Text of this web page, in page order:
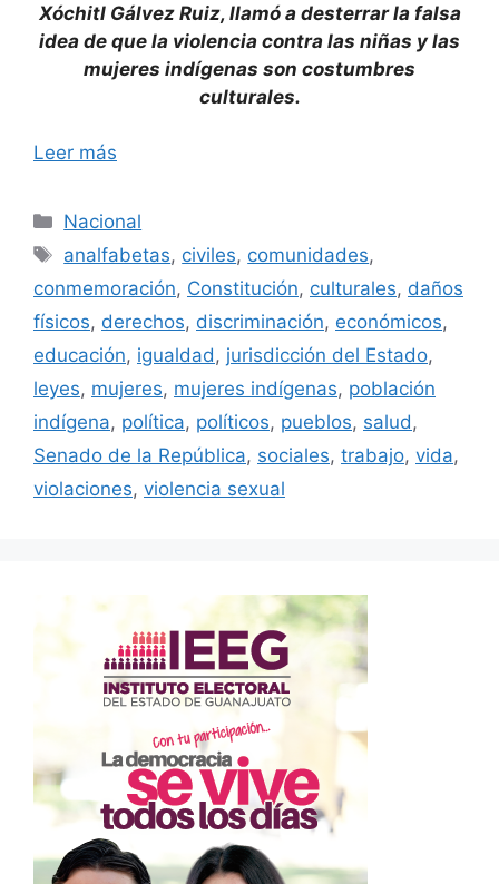
Xóchitl Gálvez Ruiz, llamó a desterrar la falsa
idea de que la violencia contra las niñas y las
mujeres indígenas son costumbres
culturales.
Leer más
Categorías
Nacional
Etiquetas
analfabetas, civiles, comunidades,
conmemoración, Constitución, culturales, daños
físicos, derechos, discriminación, económicos,
educación, igualdad, jurisdicción del Estado,
leyes, mujeres, mujeres indígenas, población
indígena, política, políticos, pueblos, salud,
Senado de la República, sociales, trabajo, vida,
violaciones, violencia sexual